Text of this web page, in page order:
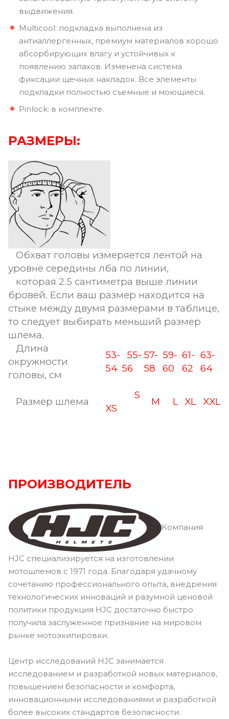
выдвижения.
Multicool: подкладка выполнена из
антиаллергенных, премиум материалов хорошо
абсорбирующих влагу и устойчивых к
появлению запахов. Изменена система
фиксации щечных накладок. Все элементы
подкладки полностью съемные и моющиеся.
Pinlock: в комплекте.
РАЗМЕРЫ:
Обхват головы измеряется лентой на
уровне середины лба по линии,
которая 2.5 сантиметра выше линии
бровей. Если ваш размер находится на
стыке между двумя размерами в таблице,
то следует выбирать меньший размер
шлема.
Длина
окружности
головы, см
53-
54
55-
56
57-
58
59-
60
61-
62
63-
64
Размер шлема
XS
S
M L XL XXL
ПРОИЗВОДИТЕЛЬ
Компания
HJC специализируется на изготовлении
мотошлемов с 1971 года. Благодаря удачному
сочетанию профессионального опыта, внедрения
технологических инноваций и разумной ценовой
политики продукция HJC достаточно быстро
получила заслуженное признание на мировом
рынке мотоэкипировки.
Центр исследований HJC занимается
исследованием и разработкой новых материалов,
повышением безопасности и комфорта,
инновационными исследованиями и разработкой
более высоких стандартов безопасности.